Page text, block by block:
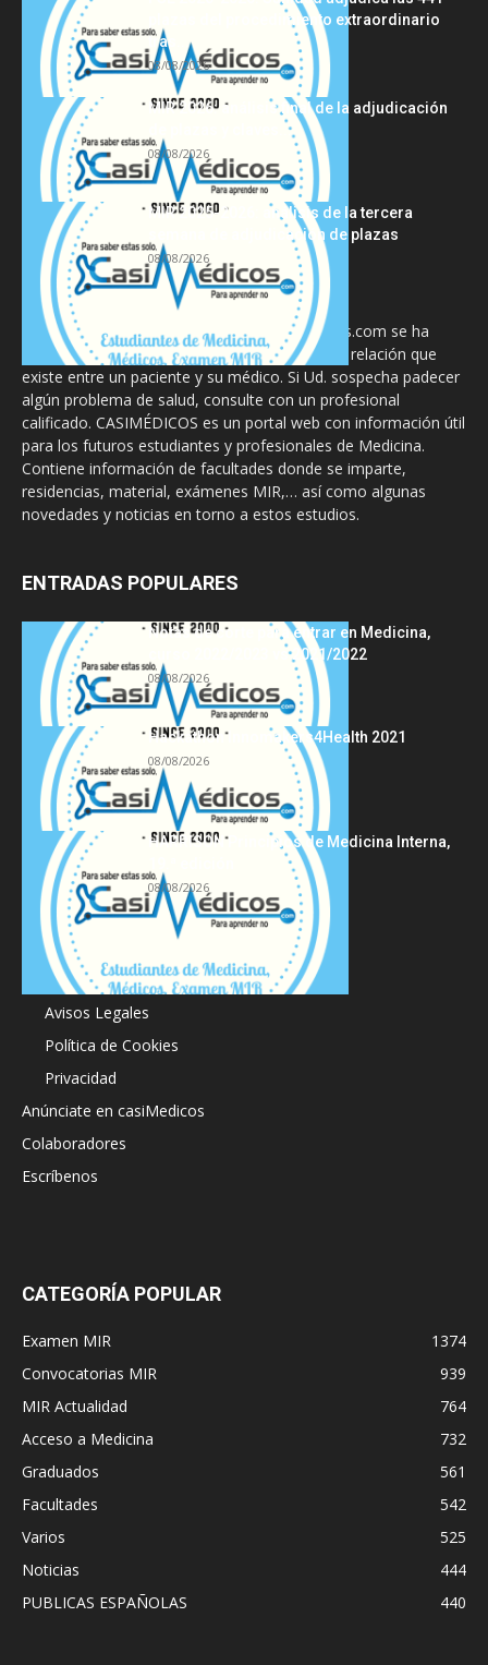
plazas del procedimiento extraordinario
tras...
08/08/2026
MIR 2026: análisis final de la adjudicación
de plazas y claves...
08/08/2026
MIR 2025-2026: análisis de la tercera
semana de adjudicación de plazas
08/08/2026
La información proporcionada en CasiMedicos.com se ha
diseñado para complementar, no substituir, la relación que
existe entre un paciente y su médico. Si Ud. sospecha padecer
algún problema de salud, consulte con un profesional
calificado. CASIMÉDICOS es un portal web con información útil
para los futuros estudiantes y profesionales de Medicina.
Contiene información de facultades donde se imparte,
residencias, material, exámenes MIR,… así como algunas
novedades y noticias en torno a estos estudios.
ENTRADAS POPULARES
Notas de corte para entrar en Medicina,
curso 2022/2023 vs 2021/2022
08/08/2026
Hackathon Innomakers4Health 2021
08/08/2026
HARRISON Principios de Medicina Interna,
08/08/2026
Acerca de
Avisos Legales
Política de Cookies
Privacidad
Anúnciate en casiMedicos
Colaboradores
Escríbenos
CATEGORÍA POPULAR
Examen MIR
1374
Convocatorias MIR
939
MIR Actualidad
764
Acceso a Medicina
732
Graduados
561
Facultades
542
Varios
525
Noticias
444
PUBLICAS ESPAÑOLAS
440